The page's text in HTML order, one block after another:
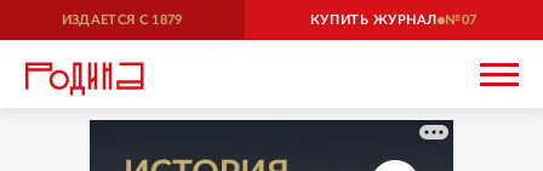
ИЗДАЕТСЯ С 1879 КУПИТЬ ЖУРНАЛ 07